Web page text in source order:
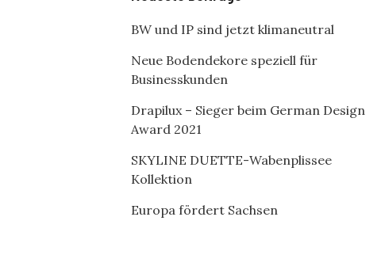
BW und IP sind jetzt klimaneutral
Neue Bodendekore speziell für
Businesskunden
Drapilux – Sieger beim German Design
Award 2021
SKYLINE DUETTE-Wabenplissee
Kollektion
Europa fördert Sachsen